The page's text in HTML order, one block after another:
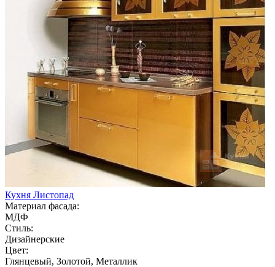
Кухня Листопад
Материал фасада:
МДФ
Стиль:
Дизайнерские
Цвет:
Глянцевый, Золотой, Металлик